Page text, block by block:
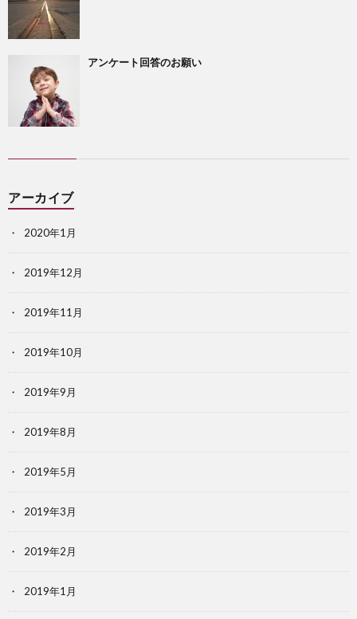
アンケート回答のお願い
アーカイブ
2020年1月
2019年12月
2019年11月
2019年10月
2019年9月
2019年8月
2019年5月
2019年3月
2019年2月
2019年1月